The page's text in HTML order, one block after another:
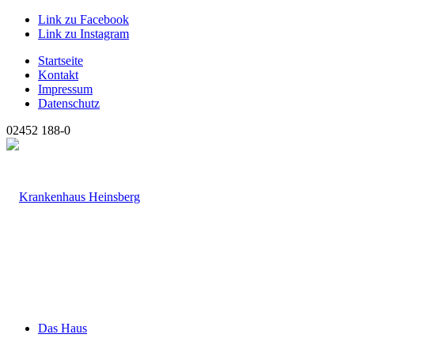
Link zu Facebook
Link zu Instagram
Startseite
Kontakt
Impressum
Datenschutz
02452 188-0
Das Haus